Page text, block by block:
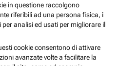
in questione raccolgono
riferibili ad una persona fisica, i
analisi ed usati per migliorare il
cookie consentono di attivare
avanzate volte a facilitare la